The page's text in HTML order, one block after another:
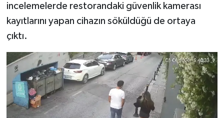
incelemelerde restorandaki güvenlik kamerası
kayıtlarını yapan cihazın söküldüğü de ortaya
çıktı.